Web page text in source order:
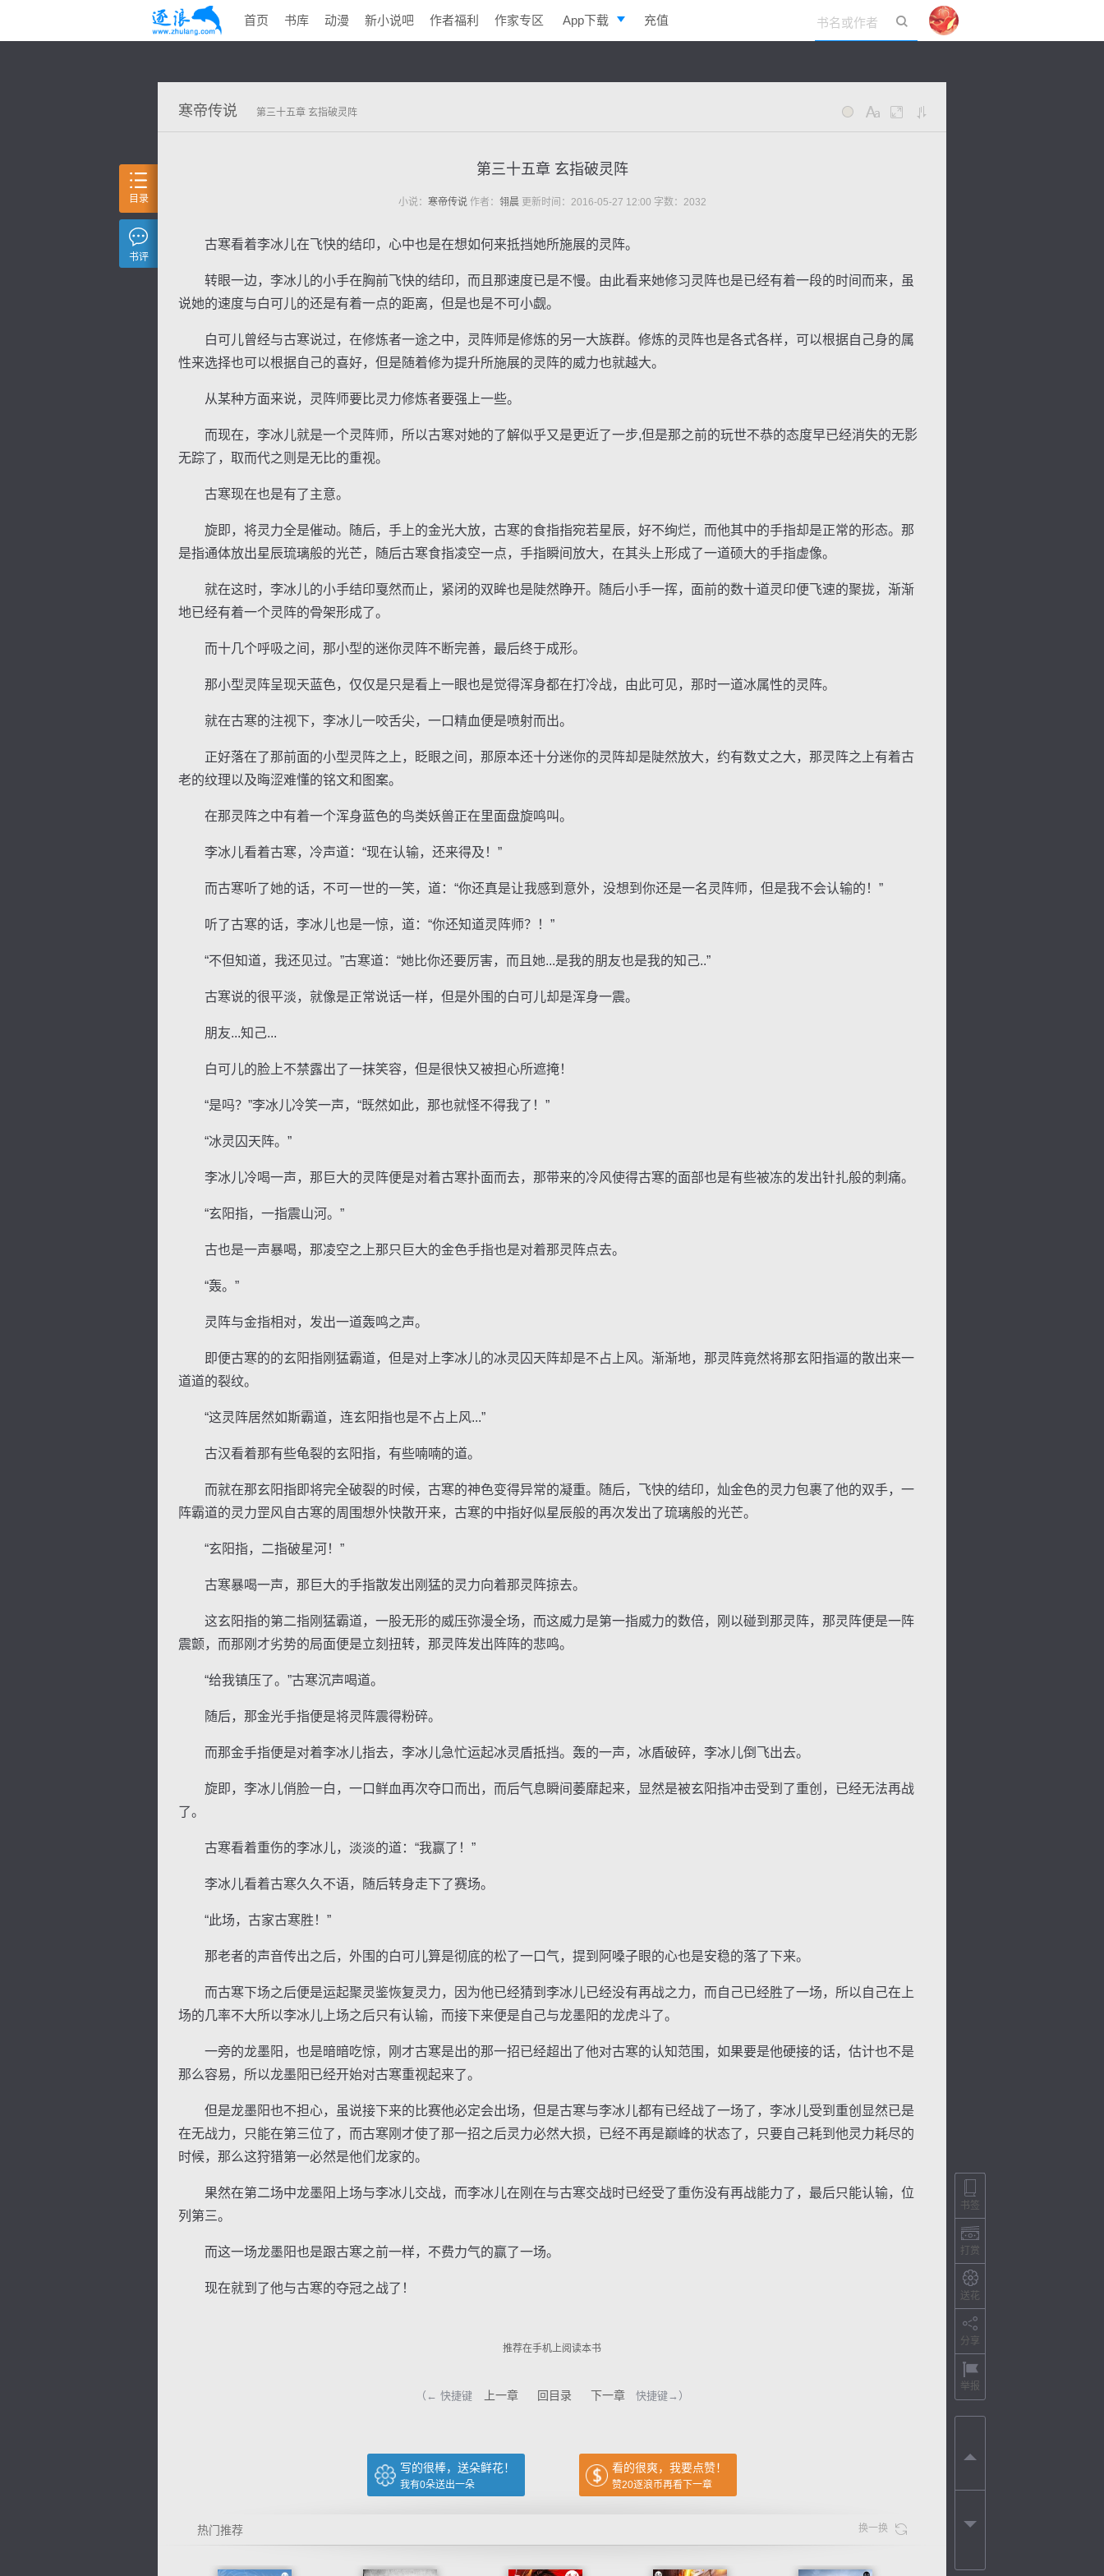
首页 书库 动漫 新小说吧 作者福利 作家专区 App下载 充值
寒帝传说 第三十五章 玄指破灵阵
背
色
字 宽
第三十五章 玄指破灵阵
小说： 寒帝传说作者： 翎晨更新时间：2016-05-27 12:00 字数：2032
古寒看着李冰儿在飞快的结印，心中也是在想如何来抵挡她所施展的灵阵。
转眼一边，李冰儿的小手在胸前飞快的结印，而且那速度已是不慢。由此看来她修习灵阵也是已经有着一段的时间而来，虽
说她的速度与白可儿的还是有着一点的距离，但是也是不可小觑。
白可儿曾经与古寒说过，在修炼者一途之中，灵阵师是修炼的另一大族群。修炼的灵阵也是各式各样，可以根据自己身的属
性来选择也可以根据自己的喜好，但是随着修为提升所施展的灵阵的威力也就越大。
从某种方面来说，灵阵师要比灵力修炼者要强上一些。
而现在，李冰儿就是一个灵阵师，所以古寒对她的了解似乎又是更近了一步,但是那之前的玩世不恭的态度早已经消失的无影
无踪了，取而代之则是无比的重视。
古寒现在也是有了主意。
旋即，将灵力全是催动。随后，手上的金光大放，古寒的食指指宛若星辰，好不绚烂，而他其中的手指却是正常的形态。那
是指通体放出星辰琉璃般的光芒，随后古寒食指凌空一点，手指瞬间放大，在其头上形成了一道硕大的手指虚像。
就在这时，李冰儿的小手结印戛然而止，紧闭的双眸也是陡然睁开。随后小手一挥，面前的数十道灵印便飞速的聚拢，渐渐
地已经有着一个灵阵的骨架形成了。
而十几个呼吸之间，那小型的迷你灵阵不断完善，最后终于成形。
那小型灵阵呈现天蓝色，仅仅是只是看上一眼也是觉得浑身都在打冷战，由此可见，那时一道冰属性的灵阵。
就在古寒的注视下，李冰儿一咬舌尖，一口精血便是喷射而出。
正好落在了那前面的小型灵阵之上，眨眼之间，那原本还十分迷你的灵阵却是陡然放大，约有数丈之大，那灵阵之上有着古
老的纹理以及晦涩难懂的铭文和图案。
在那灵阵之中有着一个浑身蓝色的鸟类妖兽正在里面盘旋鸣叫。
李冰儿看着古寒，冷声道：“现在认输，还来得及！”
而古寒听了她的话，不可一世的一笑，道：“你还真是让我感到意外，没想到你还是一名灵阵师，但是我不会认输的！”
听了古寒的话，李冰儿也是一惊，道：“你还知道灵阵师？！”
“不但知道，我还见过。”古寒道：“她比你还要厉害，而且她...是我的朋友也是我的知己..”
古寒说的很平淡，就像是正常说话一样，但是外围的白可儿却是浑身一震。
朋友...知己...
白可儿的脸上不禁露出了一抹笑容，但是很快又被担心所遮掩！
“是吗？”李冰儿冷笑一声，“既然如此，那也就怪不得我了！”
“冰灵囚天阵。”
李冰儿冷喝一声，那巨大的灵阵便是对着古寒扑面而去，那带来的冷风使得古寒的面部也是有些被冻的发出针扎般的刺痛。
“玄阳指，一指震山河。”
古也是一声暴喝，那凌空之上那只巨大的金色手指也是对着那灵阵点去。
“轰。”
灵阵与金指相对，发出一道轰鸣之声。
即便古寒的的玄阳指刚猛霸道，但是对上李冰儿的冰灵囚天阵却是不占上风。渐渐地，那灵阵竟然将那玄阳指逼的散出来一
道道的裂纹。
“这灵阵居然如斯霸道，连玄阳指也是不占上风...”
古汉看着那有些龟裂的玄阳指，有些喃喃的道。
而就在那玄阳指即将完全破裂的时候，古寒的神色变得异常的凝重。随后，飞快的结印，灿金色的灵力包裹了他的双手，一
阵霸道的灵力罡风自古寒的周围想外快散开来，古寒的中指好似星辰般的再次发出了琉璃般的光芒。
“玄阳指，二指破星河！”
古寒暴喝一声，那巨大的手指散发出刚猛的灵力向着那灵阵掠去。
这玄阳指的第二指刚猛霸道，一股无形的威压弥漫全场，而这威力是第一指威力的数倍，刚以碰到那灵阵，那灵阵便是一阵
震颤，而那刚才劣势的局面便是立刻扭转，那灵阵发出阵阵的悲鸣。
“给我镇压了。”古寒沉声喝道。
随后，那金光手指便是将灵阵震得粉碎。
而那金手指便是对着李冰儿指去，李冰儿急忙运起冰灵盾抵挡。轰的一声，冰盾破碎，李冰儿倒飞出去。
旋即，李冰儿俏脸一白，一口鲜血再次夺口而出，而后气息瞬间萎靡起来，显然是被玄阳指冲击受到了重创，已经无法再战
了。
古寒看着重伤的李冰儿，淡淡的道：“我赢了！”
李冰儿看着古寒久久不语，随后转身走下了赛场。
“此场，古家古寒胜！”
那老者的声音传出之后，外围的白可儿算是彻底的松了一口气，提到阿嗓子眼的心也是安稳的落了下来。
而古寒下场之后便是运起聚灵鉴恢复灵力，因为他已经猜到李冰儿已经没有再战之力，而自己已经胜了一场，所以自己在上
场的几率不大所以李冰儿上场之后只有认输，而接下来便是自己与龙墨阳的龙虎斗了。
一旁的龙墨阳，也是暗暗吃惊，刚才古寒是出的那一招已经超出了他对古寒的认知范围，如果要是他硬接的话，估计也不是
那么容易，所以龙墨阳已经开始对古寒重视起来了。
但是龙墨阳也不担心，虽说接下来的比赛他必定会出场，但是古寒与李冰儿都有已经战了一场了，李冰儿受到重创显然已是
在无战力，只能在第三位了，而古寒刚才使了那一招之后灵力必然大损，已经不再是巅峰的状态了，只要自己耗到他灵力耗尽的
时候，那么这狩猎第一必然是他们龙家的。
果然在第二场中龙墨阳上场与李冰儿交战，而李冰儿在刚在与古寒交战时已经受了重伤没有再战能力了，最后只能认输，位
列第三。
而这一场龙墨阳也是跟古寒之前一样，不费力气的赢了一场。
现在就到了他与古寒的夺冠之战了！
推荐在手机上阅读本书
（← 快捷键 上一章 回目录 下一章 快捷键→）
写的很棒，送朵鲜花！
我有0朵送出一朵
看的很爽，我要点赞！
赞20逐浪币再看下一章
热门推荐 换一换
目录
书评
书签
打赏
送花
分享
举报